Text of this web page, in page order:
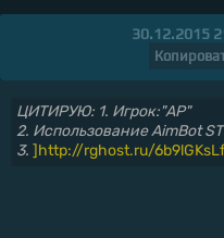
30.12.2015
ЦИТИРУЮ: 1. Игрок:"AP"
2. Использование AimBot
3. ]http://rghost.ru/